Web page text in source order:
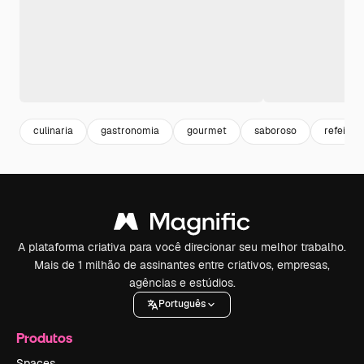
culinaria gastronomia gourmet saboroso refeição
A plataforma criativa para você direcionar seu melhor trabalho.
Mais de 1 milhão de assinantes entre criativos, empresas,
agências e estúdios.
Português
Produtos